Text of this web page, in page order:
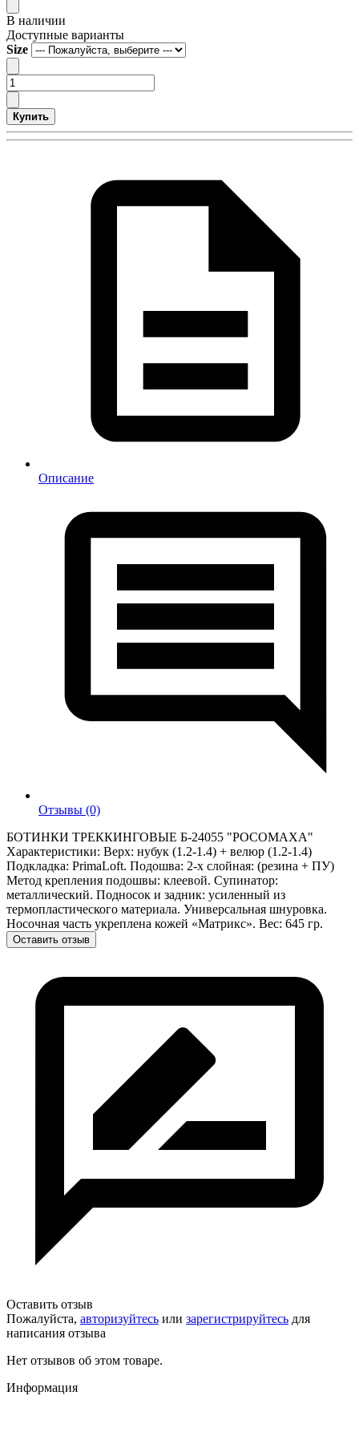
В наличии
Доступные варианты
Size
Купить
Описание
Отзывы (0)
БОТИНКИ ТРЕККИНГОВЫЕ Б-24055 "РОСОМАХА"
Характеристики: Верх: нубук (1.2-1.4) + велюр (1.2-1.4)
Подкладка: PrimaLoft. Подошва: 2-х слойная: (резина + ПУ)
Метод крепления подошвы: клеевой. Супинатор:
металлический. Подносок и задник: усиленный из
термопластического материала. Универсальная шнуровка.
Носочная часть укреплена кожей «Матрикс». Вес: 645 гр.
Оставить отзыв
Оставить отзыв
Пожалуйста, авторизуйтесь или зарегистрируйтесь для
написания отзыва
Нет отзывов об этом товаре.
Информация